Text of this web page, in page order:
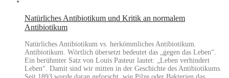
Natürliches Antibiotikum und Kritik an normalem
Antibiotikum
Natürliches Antibiotikum vs. herkömmliches Antibiotikum.
Antibiotikum. Wörtlich übersetzt bedeutet das „gegen das Leben“.
Ein berühmter Satz von Louis Pasteur lautet: „Leben verhindert
Leben“. Damit sind wir mitten in der Geschichte des Antibiotikums.